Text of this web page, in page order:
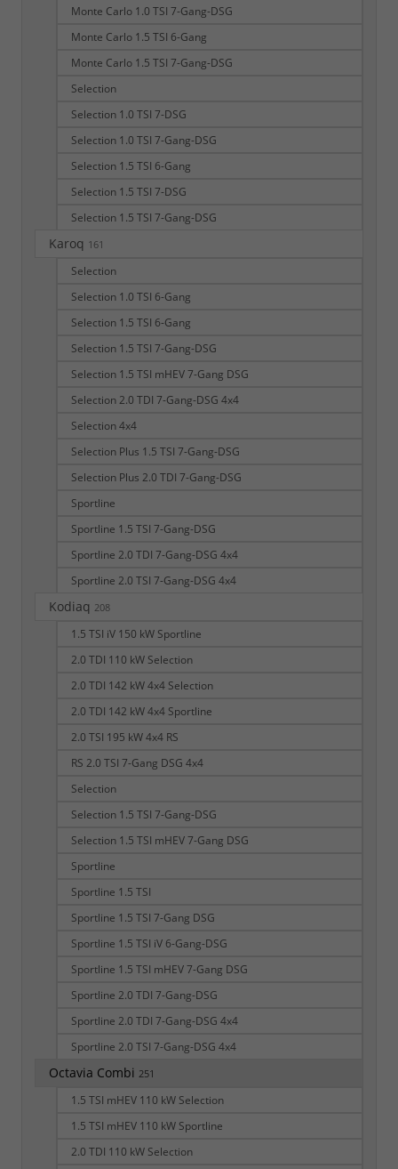
Monte Carlo 1.0 TSI 7-Gang-DSG
Monte Carlo 1.5 TSI 6-Gang
Monte Carlo 1.5 TSI 7-Gang-DSG
Selection
Selection 1.0 TSI 7-DSG
Selection 1.0 TSI 7-Gang-DSG
Selection 1.5 TSI 6-Gang
Selection 1.5 TSI 7-DSG
Selection 1.5 TSI 7-Gang-DSG
Karoq 161
Selection
Selection 1.0 TSI 6-Gang
Selection 1.5 TSI 6-Gang
Selection 1.5 TSI 7-Gang-DSG
Selection 1.5 TSI mHEV 7-Gang DSG
Selection 2.0 TDI 7-Gang-DSG 4x4
Selection 4x4
Selection Plus 1.5 TSI 7-Gang-DSG
Selection Plus 2.0 TDI 7-Gang-DSG
Sportline
Sportline 1.5 TSI 7-Gang-DSG
Sportline 2.0 TDI 7-Gang-DSG 4x4
Sportline 2.0 TSI 7-Gang-DSG 4x4
Kodiaq 208
1.5 TSI iV 150 kW Sportline
2.0 TDI 110 kW Selection
2.0 TDI 142 kW 4x4 Selection
2.0 TDI 142 kW 4x4 Sportline
2.0 TSI 195 kW 4x4 RS
RS 2.0 TSI 7-Gang DSG 4x4
Selection
Selection 1.5 TSI 7-Gang-DSG
Selection 1.5 TSI mHEV 7-Gang DSG
Sportline
Sportline 1.5 TSI
Sportline 1.5 TSI 7-Gang DSG
Sportline 1.5 TSI iV 6-Gang-DSG
Sportline 1.5 TSI mHEV 7-Gang DSG
Sportline 2.0 TDI 7-Gang-DSG
Sportline 2.0 TDI 7-Gang-DSG 4x4
Sportline 2.0 TSI 7-Gang-DSG 4x4
Octavia Combi 251
1.5 TSI mHEV 110 kW Selection
1.5 TSI mHEV 110 kW Sportline
2.0 TDI 110 kW Selection